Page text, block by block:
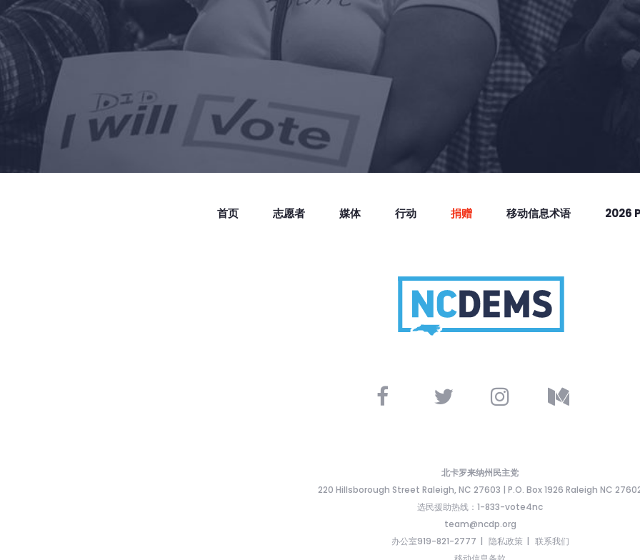
首页 志愿者 媒体 行动 捐赠 移动信息术语 2026
北卡罗来纳州民主党
220 Hillsborough Street Raleigh, NC 27603 | P.O. Box 1926 Raleigh NC
选民援助热线：1-833-vote4nc
team@ncdp.org
办公室919-821-2777
隐私政策
联系我们